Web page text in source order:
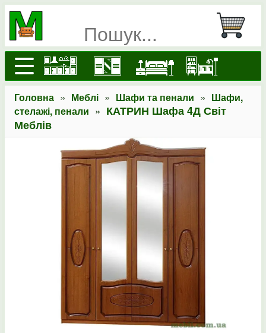
Головна » Меблі » Шафи та пенали » Шафи,
стелажі, пенали » КАТРИН Шафа 4Д Світ
Меблів